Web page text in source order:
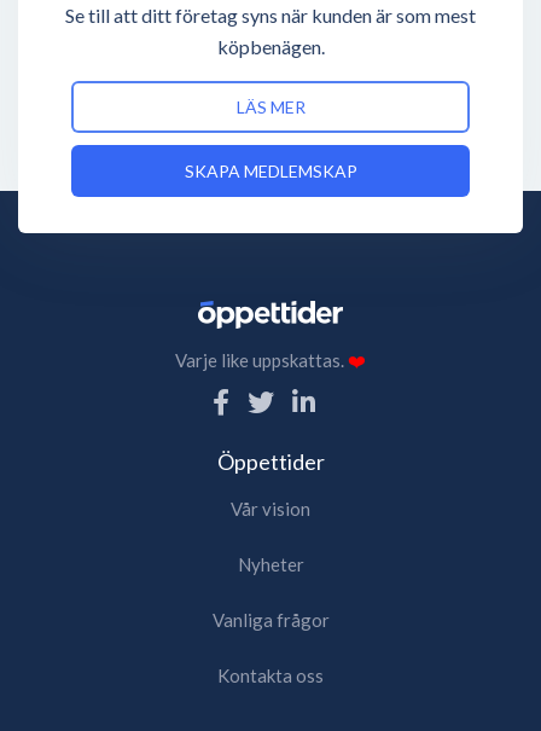
Se till att ditt företag syns när kunden är som mest
köpbenägen.
LÄS MER
SKAPA MEDLEMSKAP
Varje like uppskattas.❤️
Öppettider
Vår vision
Nyheter
Vanliga frågor
Kontakta oss